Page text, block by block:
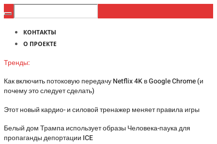
КОНТАКТЫ
О ПРОЕКТЕ
Тренды:
Как включить потоковую передачу Netflix 4K в Google Chrome (и
почему это следует сделать)
Этот новый кардио- и силовой тренажер меняет правила игры
Белый дом Трампа использует образы Человека-паука для
пропаганды депортации ICE